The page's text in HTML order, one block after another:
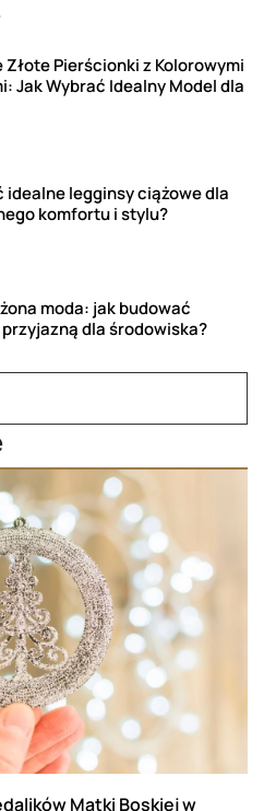
Złote Pierścionki z Kolorowymi
Jak Wybrać Idealny Model dla
idealne legginsy ciążowe dla
komfortu i stylu?
moda: jak budować
dla środowiska?
Matki Boskiej w